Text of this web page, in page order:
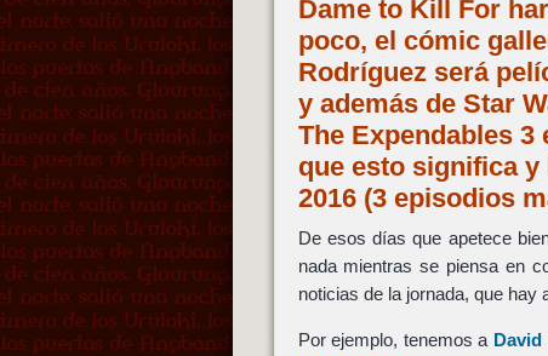
Dame to Kill For
poco, el cómic
Rodríguez será
y además de Star
The Expendables 3
que esto significa
2016 (3 episodios
De esos días que apetece
nada mientras se piensa en
noticias de la jornada, que
Por ejemplo, tenemos a David